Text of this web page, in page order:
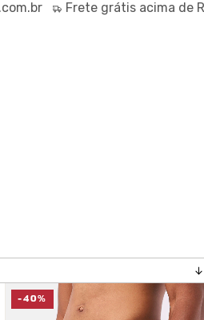
Fretegrátisacima de R$400
-40%